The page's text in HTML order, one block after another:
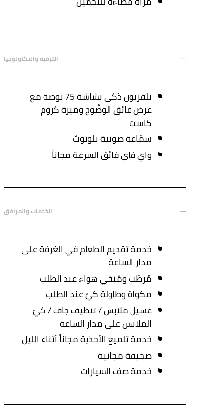
الترفيه والتكنولوجيا
تلفزيون ذكي بشاشة 75 بوصة مع
عرض فائق الوضُوح وميزة كروم
كاست
سمّاعة صوتية بلوتوث
واي فاي فائق السرعة مجاناً
الخدمات والمرافق
خدمة تقديم الطعام في الغرفة على
مدار الساعة
مُرطّب ومُنقي هواء عند الطلب
مكواة وطاولة كيّ عند الطلب
غسيل ملابس / تنظيف جاف / كيّ
الملابس على مدار الساعة
خدمة تلميع الأحذية مجاناً أثناء الليل
صحيفة مجانية
خدمة صف السيارات